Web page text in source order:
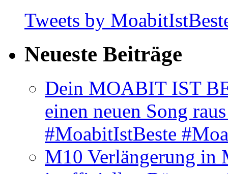
Tweets by
Neueste Beiträge
Dein MOABIT IST
einen neuen Song
#MoabitIstBeste
M10 Verlängerung in